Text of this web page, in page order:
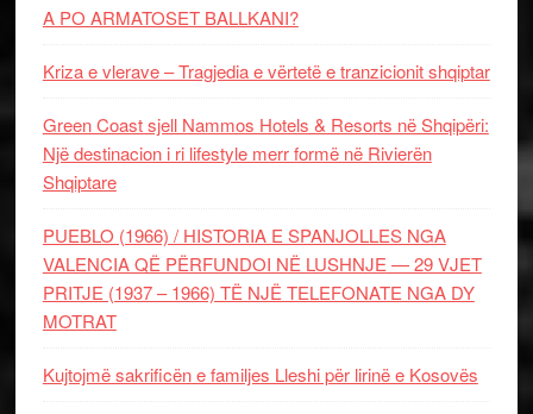
A PO ARMATOSET BALLKANI?
Kriza e vlerave – Tragjedia e vërtetë e tranzicionit shqiptar
Green Coast sjell Nammos Hotels & Resorts në Shqipëri:
Një destinacion i ri lifestyle merr formë në Rivierën
Shqiptare
PUEBLO (1966) / HISTORIA E SPANJOLLES NGA
VALENCIA QË PËRFUNDOI NË LUSHNJE — 29 VJET
PRITJE (1937 – 1966) TË NJË TELEFONATE NGA DY
MOTRAT
Kujtojmë sakrificën e familjes Lleshi për lirinë e Kosovës